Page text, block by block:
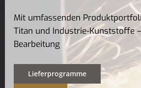
Mit umfassenden
Titan und Industrie-Kunststoffe
Bearbeitung
Lieferprogramme